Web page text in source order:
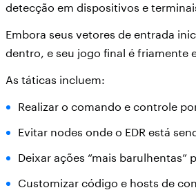
detecção em dispositivos e
Embora seus vetores de entrada
dentro, e seu jogo final é friamente
As táticas incluem:
Realizar o comando e controle
Evitar nodes onde o EDR está
Deixar ações “mais barulhentas”
Customizar código e hosts de